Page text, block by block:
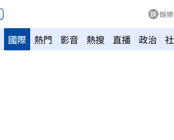
娛
熱門 影音 熱搜 直播 政治
國際